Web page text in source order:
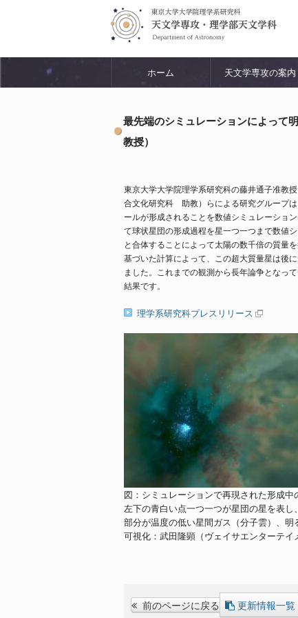
ホーム 天文学専攻の案内
最先端のシミュレーションによって
教授）
東京大学大学院理学系研究科の藤井通子准教
合文化研究科 助教）らによる研究グループ
ールが形成されることを数値シミュレーショ
て球状星団の形成過程を星一つ一つまで数値
と合体することによって太陽の数千倍の質量
基づいた計算によって、この超大質量星は後
ました。これまでの観測から長年論争となっ
結果です。
理学系研究科プレスリリース
図：シミュレーションで再現された形成中
左下の青白い点一つ一つが星団の星を表
部分が温度の低い星間ガス（分子雲）、明
可視化：武田隆顕（ヴェイサエンターテ
前のページに戻る 更新情報一覧